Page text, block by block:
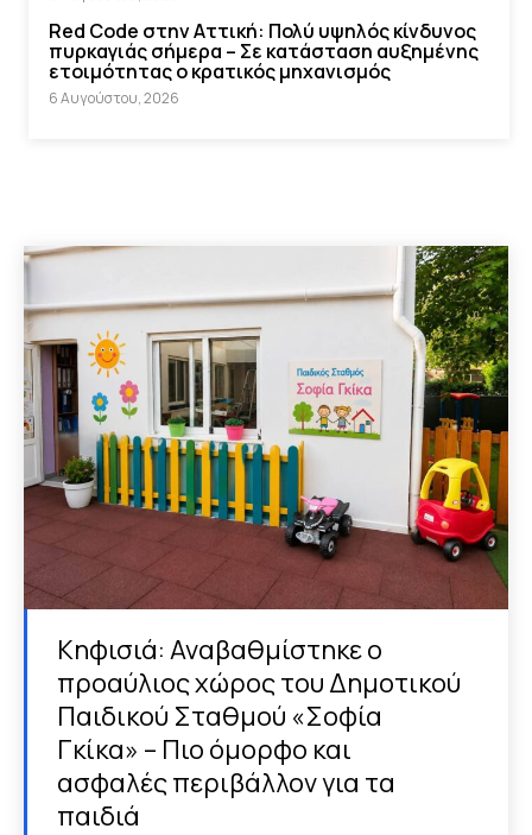
Red Code στην Αττική: Πολύ υψηλός κίνδυνος
πυρκαγιάς σήμερα – Σε κατάσταση αυξημένης
ετοιμότητας ο κρατικός μηχανισμός
6 Αυγούστου, 2026
Κηφισιά: Αναβαθμίστηκε ο
προαύλιος χώρος του Δημοτικού
Παιδικού Σταθμού «Σοφία
Γκίκα» – Πιο όμορφο και
ασφαλές περιβάλλον για τα
παιδιά